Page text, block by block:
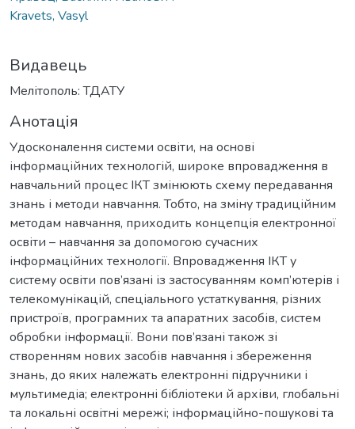
Kravets, Vasyl
Видавець
Мелітополь: ТДАТУ
Анотація
Удосконалення системи освіти, на основі
інформаційних технологій, широке впровадження в
навчальний процес ІКТ змінюють схему передавання
знань і методи навчання. Тобто, на зміну традиційним
методам навчання, приходить концепція електронної
освіти – навчання за допомогою сучасних
інформаційних технології. Впровадження ІКТ у
систему освіти пов’язані із застосуванням комп’ютерів і
телекомунікацій, спеціального устаткування, різних
пристроїв, програмних та апаратних засобів, систем
обробки інформації. Вони пов’язані також зі
створенням нових засобів навчання і збереження
знань, до яких належать електронні підручники і
мультимедіа; електронні бібліотеки й архіви, глобальні
та локальні освітні мережі; інформаційно-пошукові та